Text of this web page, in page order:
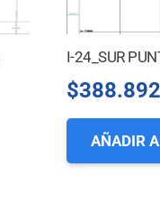
I-24_SUR
$388.892
AÑADIR